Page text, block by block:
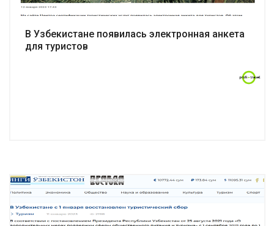
В Узбекистане появилась электронная анкета
для туристов